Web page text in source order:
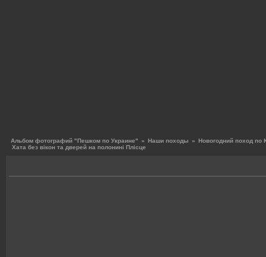
Альбом фотографий "Пешком по Украине" » Наши походы » Новогодний поход по
Хата без вікон та дверей на полонині Плісце